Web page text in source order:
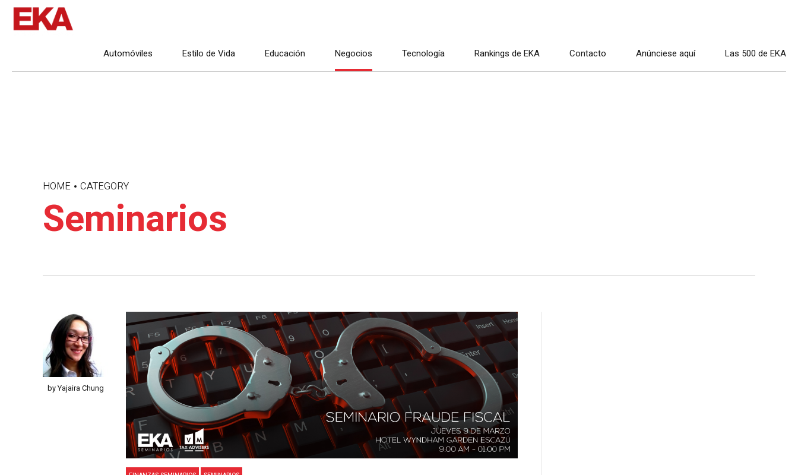
Automóviles Estilo de Vida Educación Negocios Tecnología Rankings de EKA Contacto Anúnciese aquí Las 500 de EKA
HOME CATEGORY
Seminarios
by Yajaira Chung